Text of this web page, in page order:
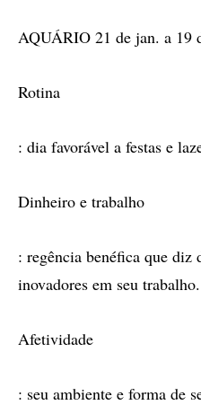
AQUÁRIO 21 de jan. a 19
Rotina
: dia favorável a festas e
Dinheiro e trabalho
: regência benéfica que diz
inovadores em seu trabalho.
Afetividade
: seu ambiente e forma de